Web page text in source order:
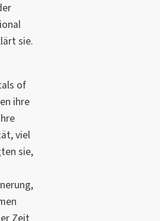
sie.
of
ihre
viel
sie,